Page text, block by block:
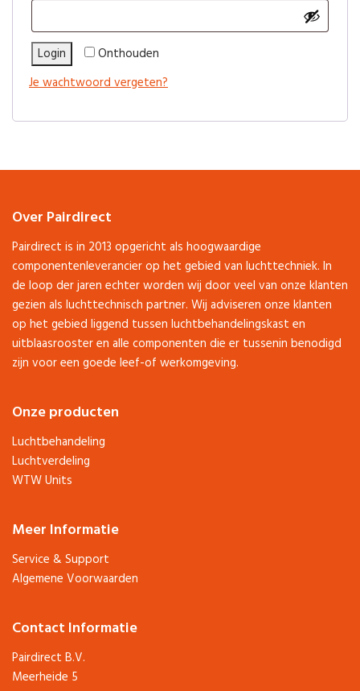
Onthouden
Login
Je wachtwoord vergeten?
Over Pairdirect
Pairdirect is in 2013 opgericht als hoogwaardige
componentenleverancier op het gebied van luchttechniek. In
de loop der jaren echter worden wij door veel van onze klanten
gezien als luchttechnisch partner. Wij adviseren onze klanten
op het gebied liggend tussen luchtbehandelingskast en
uitblaasrooster en alle componenten die er tussenin benodigd
zijn voor een goede leef-of werkomgeving.
Onze producten
Luchtbehandeling
Luchtverdeling
WTW Units
Meer Informatie
Service & Support
Algemene Voorwaarden
Contact Informatie
Pairdirect B.V.
Meerheide 5